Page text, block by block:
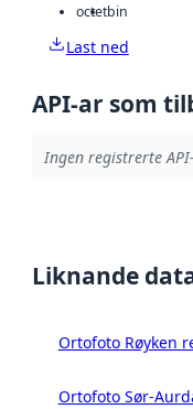
octetbin
Last ned
API-ar som
Ingen registrerte
Liknande
Ortofoto Røyken
Ortofoto Sør-